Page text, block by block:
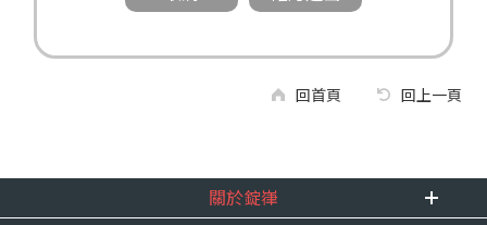
（一）期間：蒐集之目的存續期間及依法令規定
（四）方式：自動化機器或其他非自動化之方
回首頁 回上一頁
關於錠嵂